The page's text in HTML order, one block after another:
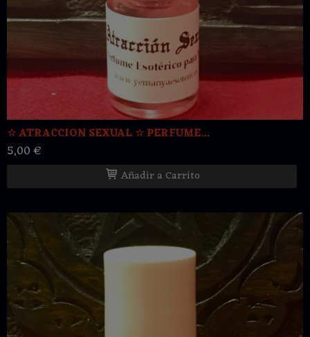
☆ ATRACCION SEXUAL ☆ PERFUME...
5,00 €
Añadir a Carrito